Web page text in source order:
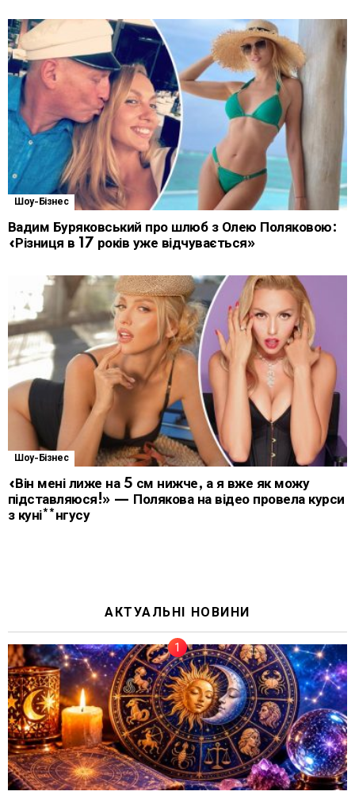
Шоу-Бізнес
Вадим Буряковський про шлюб з Олею Поляковою:
«Різниця в 17 років уже відчувається»
Шоу-Бізнес
«Він мені лиже на 5 см нижче, а я вже як можу
підставляюся!» — Полякова на відео провела курси
з куні**нгусу
АКТУАЛЬНІ НОВИНИ